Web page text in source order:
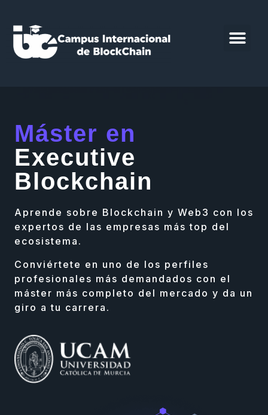
Máster en
Executive
Blockchain
Aprende sobre Blockchain y Web3 con los
expertos de las empresas más top del
ecosistema.
Conviértete en uno de los perfiles
profesionales más demandados con el
máster más completo del mercado y da un
giro a tu carrera.